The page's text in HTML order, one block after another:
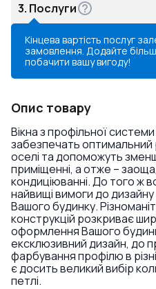
3. Послуги
Кінцева вартість послуг
замовлення. Додайте
побачити вашу вигоду!
Опис товару
Вікна з профільної
забезпечать оптимальний
оселі та допоможуть
приміщенні, а отже –
кондиціюванні. До того ж
найвищі вимоги до
Вашого будинку.
конструкцій розкриває
оформлення Вашого
ексклюзивний дизайн, до
фарбування профілю в
є досить великий вибір
петлі.